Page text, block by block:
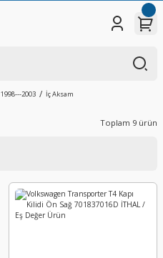
1998---2003 İç Aksam
Toplam 9 ürün